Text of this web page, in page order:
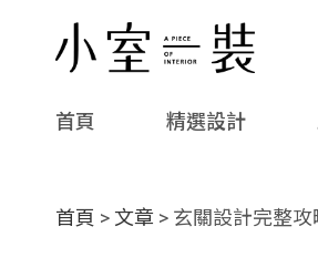
首頁 精選設計
首頁 > 文章 > 玄關設計完整